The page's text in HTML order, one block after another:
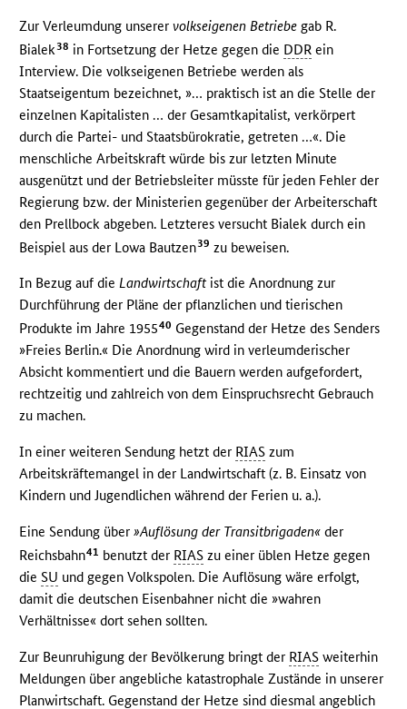
Zur Verleumdung unserervolkseigenen Betriebe gab R.
Bialek 38 in Fortsetzung der Hetze gegen die DDR ein
Interview. Die volkseigenen Betriebe werden als
Staatseigentum bezeichnet, »… praktisch ist an die Stelle der
einzelnen Kapitalisten … der Gesamtkapitalist, verkörpert
durch die Partei- und Staatsbürokratie, getreten …«. Die
menschliche Arbeitskraft würde bis zur letzten Minute
ausgenützt und der Betriebsleiter müsste für jeden Fehler der
Regierung bzw. der Ministerien gegenüber der Arbeiterschaft
den Prellbock abgeben. Letzteres versucht Bialek durch ein
Beispiel aus der Lowa Bautzen39 zu beweisen.
In Bezug auf dieLandwirtschaft ist die Anordnung zur
Durchführung der Pläne der pflanzlichen und tierischen
Produkte im Jahre 195540 Gegenstand der Hetze des Senders
»Freies Berlin.« Die Anordnung wird in verleumderischer
Absicht kommentiert und die Bauern werden aufgefordert,
rechtzeitig und zahlreich von dem Einspruchsrecht Gebrauch
zu machen.
In einer weiteren Sendung hetzt der RIAS zum
Arbeitskräftemangel in der Landwirtschaft (z. B. Einsatz von
Kindern und Jugendlichen während der Ferien u. a.).
Eine Sendung über»Auflösung der Transitbrigaden« der
Reichsbahn41 benutzt der RIAS zu einer üblen Hetze gegen
dieSU und gegen Volkspolen. Die Auflösung wäre erfolgt,
damit die deutschen Eisenbahner nicht die »wahren
Verhältnisse« dort sehen sollten.
Zur Beunruhigung der Bevölkerung bringt der RIAS weiterhin
Meldungen über angebliche katastrophale Zustände in unserer
Planwirtschaft. Gegenstand der Hetze sind diesmal angeblich